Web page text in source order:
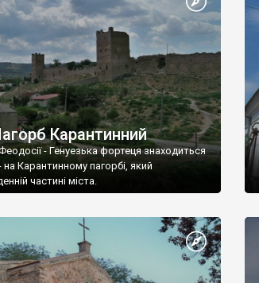
Карантинний
- Генуезька фортеця знаходиться
Карантинному пагорбі, який
частині міста.